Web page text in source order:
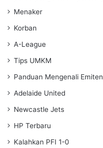
Menaker
Korban
A-League
Tips UMKM
Panduan Mengenali Emiten
Adelaide United
Newcastle Jets
HP Terbaru
Kalahkan PFI 1-0